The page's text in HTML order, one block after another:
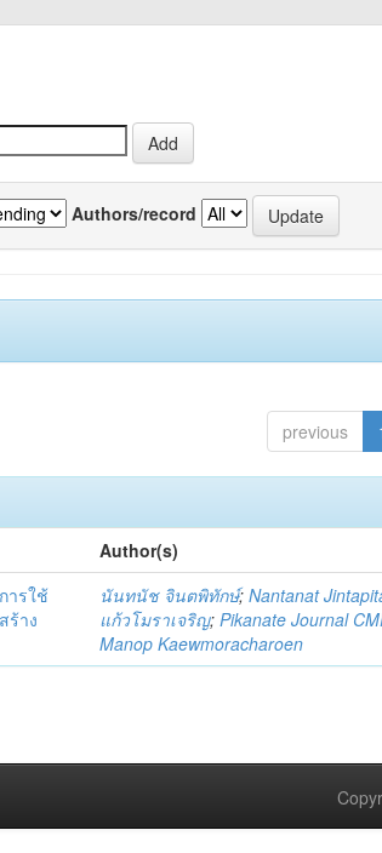
Authors/record
previous
Author(s)
ารใช้
ร้าง
นันทนัช จินตพิทักษ์;Nantanat
แก้วโมราเจริญ;Pikanate Journal
Manop Kaewmoracharoen